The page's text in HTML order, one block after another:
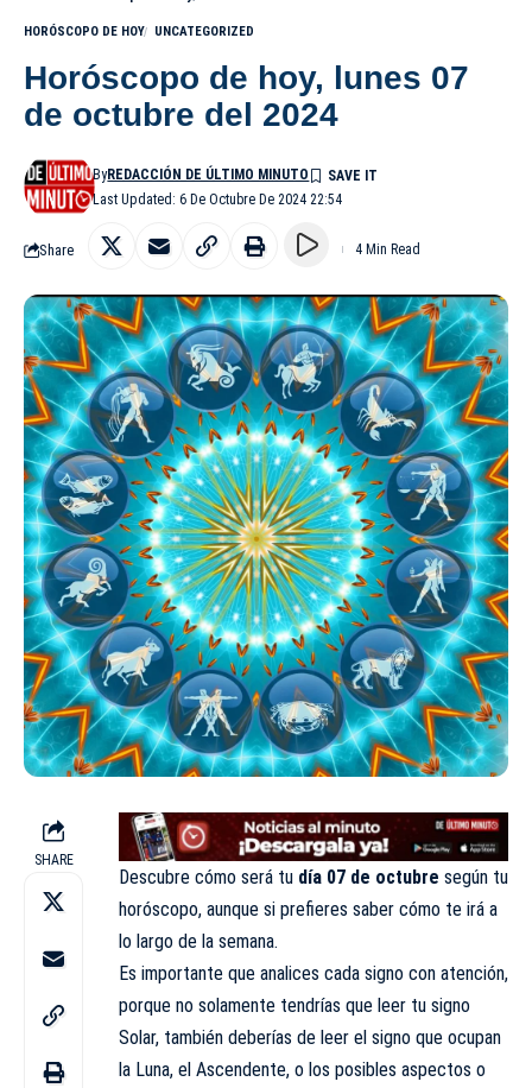
HORÓSCOPO DE HOY UNCATEGORIZED
Horóscopo de hoy, lunes 07
de octubre del 2024
Last Updated: 6 De Octubre De 2024 22:54
ByREDACCIÓN DE ÚLTIMO MINUTO
Share 4 Min Read
SHARE
Descubre cómo será tu día 07 de octubre según tu
horóscopo, aunque si prefieres saber cómo te irá a
lo largo de la semana.
Es importante que analices cada signo con atención,
porque no solamente tendrías que leer tu signo
Solar, también deberías de leer el signo que ocupan
la Luna, el Ascendente, o los posibles aspectos o